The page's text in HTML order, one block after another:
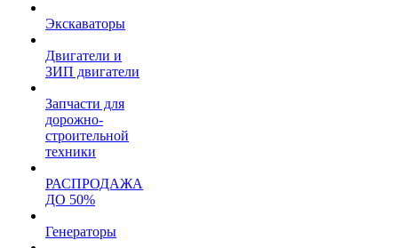
Экскаваторы
Двигатели и
ЗИП двигатели
Запчасти для
дорожно-
строительной
техники
РАСПРОДАЖА
ДО 50%
Генераторы